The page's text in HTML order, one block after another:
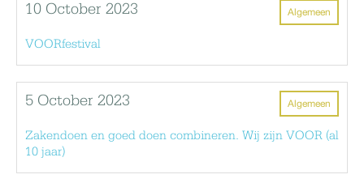
Algemeen
10 October 2023
VOORfestival
Algemeen
5 October 2023
Zakendoen en goed doen combineren. Wij zijn VOOR (al
10 jaar)